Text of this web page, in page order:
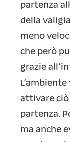
partenza
della
meno
che però
grazie
attivare ciò
partenza.
ma anche